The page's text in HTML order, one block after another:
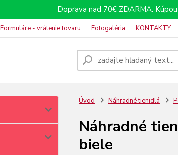
Doprava nad 70€ ZDARMA.
Formuláre - vrátenie tovaru Fotogaléria KONTAKTY
Úvod Náhradné tienidlá
Náhradné
biele